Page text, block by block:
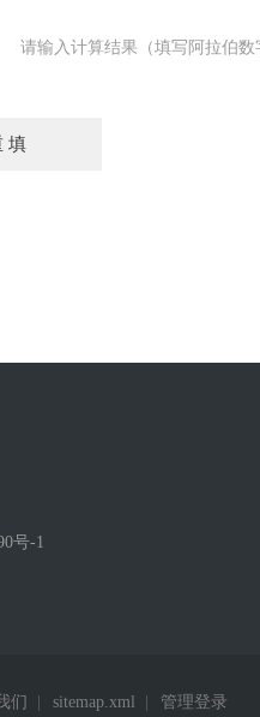
请输入计算结果（填写阿拉伯
号-1
们 sitemap.xml 管理登录